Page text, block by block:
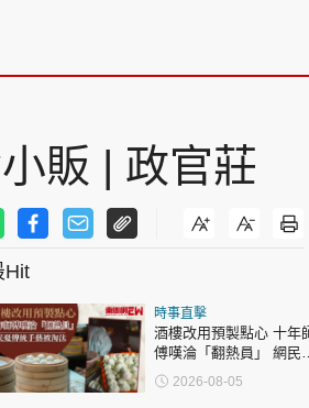
販 | 政官莊
Hit
時事直擊
酒樓改用預製點心 十年師
傅嘆淪「翻熱員」 網民憂
傳統手藝被淘汰
2026-08-05